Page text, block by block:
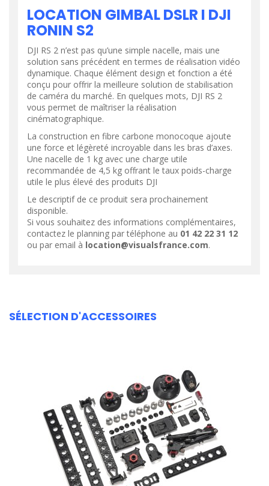
LOCATION GIMBAL DSLR I DJI
RONIN S2
DJI RS 2 n’est pas qu’une simple nacelle, mais une
solution sans précédent en termes de réalisation vidéo
dynamique. Chaque élément design et fonction a été
conçu pour offrir la meilleure solution de stabilisation
de caméra du marché. En quelques mots, DJI RS 2
vous permet de maîtriser la réalisation
cinématographique.
La construction en fibre carbone monocoque ajoute
une force et légèreté incroyable dans les bras d’axes.
Une nacelle de 1 kg avec une charge utile
recommandée de 4,5 kg offrant le taux poids-charge
utile le plus élevé des produits DJI
Le descriptif de ce produit sera prochainement
disponible.
Si vous souhaitez des informations complémentaires,
contactez le planning par téléphone au 01 42 22 31 12
ou par email à location@visualsfrance.com.
SÉLECTION D'ACCESSOIRES